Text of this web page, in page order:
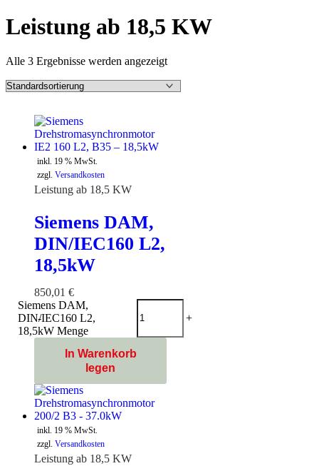
Leistung ab 18,5 KW
Alle 3 Ergebnisse werden angezeigt
inkl. 19 % MwSt.
zzgl. Versandkosten
Leistung ab 18,5 KW
Siemens DAM,
DIN/IEC160 L2,
18,5kW
850,01 €
-
Siemens DAM,
DIN/IEC160 L2,
18,5kW Menge
+
In Warenkorb
legen
inkl. 19 % MwSt.
zzgl. Versandkosten
Leistung ab 18,5 KW